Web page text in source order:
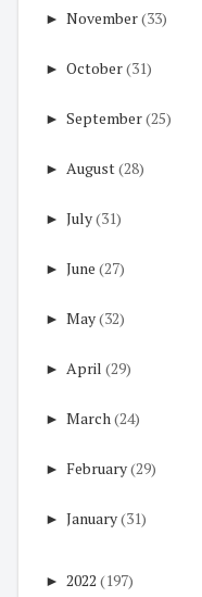
► November(33)
► October(31)
► September(25)
► August(28)
► July(31)
► June (27)
► May(32)
► April (29)
► March(24)
► February(29)
► January(31)
► 2022 (197)